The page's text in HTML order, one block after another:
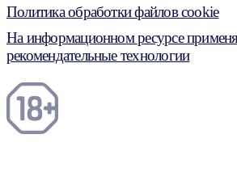
Политика обработки файлов cookie
На информационном ресурсе
рекомендательные технологии